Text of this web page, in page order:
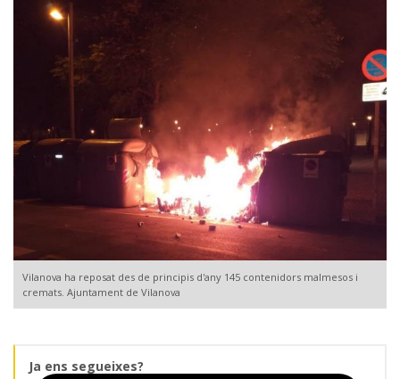
Vilanova ha reposat des de principis d'any 145 contenidors malmesos i
cremats. Ajuntament de Vilanova
Ja ens segueixes?